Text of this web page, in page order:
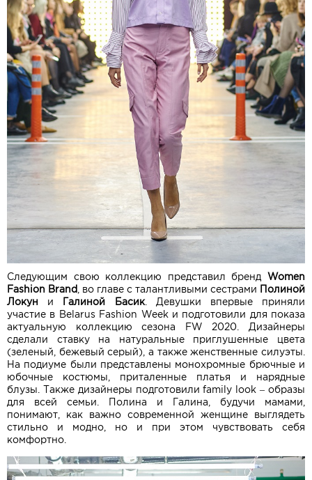
Следующим свою коллекцию представил бренд Women
Fashion Brand
, во главе с талантливыми сестрами Полиной
Локун и Галиной Басик. Девушки впервые приняли
участие в Belarus Fashion Week и подготовили для показа
актуальную коллекцию сезона FW 2020. Дизайнеры
сделали ставку на натуральные приглушенные цвета
(зеленый, бежевый серый), а также женственные силуэты.
На подиуме были представлены монохромные брючные и
юбочные костюмы, приталенные платья и нарядные
блузы. Также дизайнеры подготовили family look – образы
для всей семьи. Полина и Галина, будучи мамами,
понимают, как важно современной женщине выглядеть
стильно и модно, но и при этом чувствовать себя
комфортно.